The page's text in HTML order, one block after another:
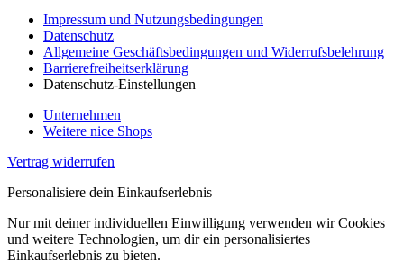
Impressum und Nutzungsbedingungen
Datenschutz
Allgemeine Geschäftsbedingungen und Widerrufsbelehrung
Barrierefreiheitserklärung
Datenschutz-Einstellungen
Unternehmen
Weitere nice Shops
Vertrag widerrufen
Personalisiere dein Einkaufserlebnis
Nur mit deiner individuellen Einwilligung verwenden wir Cookies
und weitere Technologien, um dir ein personalisiertes
Einkaufserlebnis zu bieten.